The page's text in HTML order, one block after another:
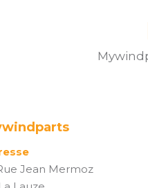
Jean Mermoz